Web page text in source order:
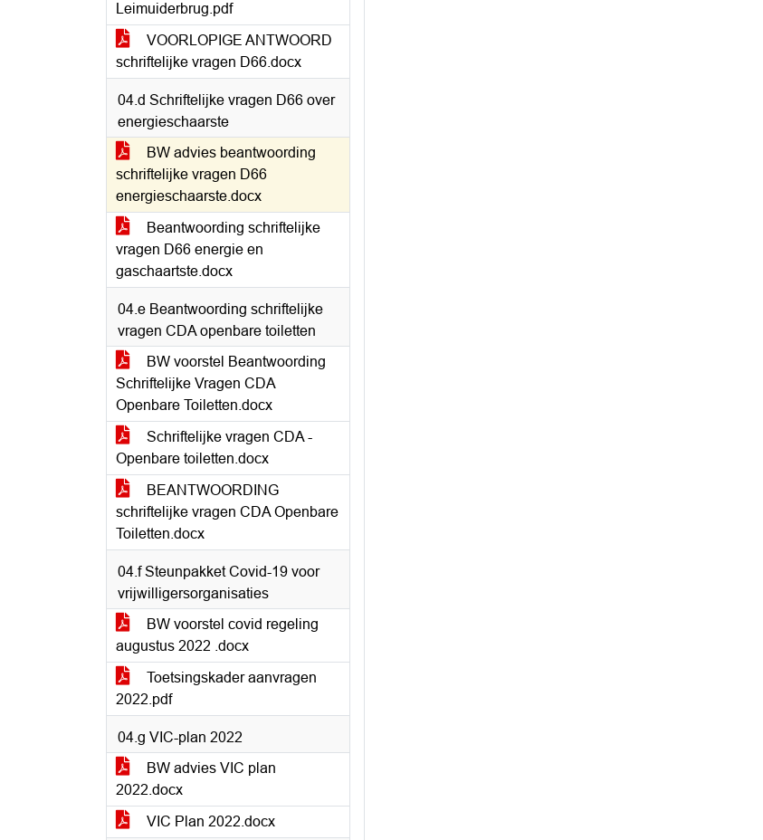
Leimuiderbrug.pdf
VOORLOPIGE ANTWOORD
schriftelijke vragen D66.docx
04.d Schriftelijke vragen D66 over
energieschaarste
BW advies beantwoording
schriftelijke vragen D66
energieschaarste.docx
Beantwoording schriftelijke
vragen D66 energie en
gaschaartste.docx
04.e Beantwoording schriftelijke
vragen CDA openbare toiletten
BW voorstel Beantwoording
Schriftelijke Vragen CDA
Openbare Toiletten.docx
Schriftelijke vragen CDA -
Openbare toiletten.docx
BEANTWOORDING
schriftelijke vragen CDA Openbare
Toiletten.docx
04.f Steunpakket Covid-19 voor
vrijwilligersorganisaties
BW voorstel covid regeling
augustus 2022 .docx
Toetsingskader aanvragen
2022.pdf
04.g VIC-plan 2022
BW advies VIC plan
2022.docx
VIC Plan 2022.docx